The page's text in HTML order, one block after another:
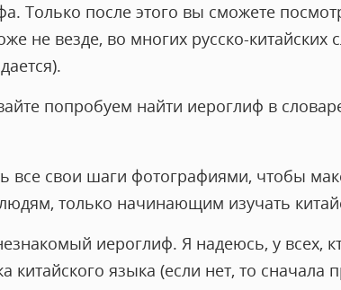
Только после этого вы сможете
не везде, во многих русско-китайских
попробуем найти иероглиф в
все свои шаги фотографиями, чтобы
только начинающим изучать
иероглиф. Я надеюсь, у всех,
китайского языка (если нет, то сначала